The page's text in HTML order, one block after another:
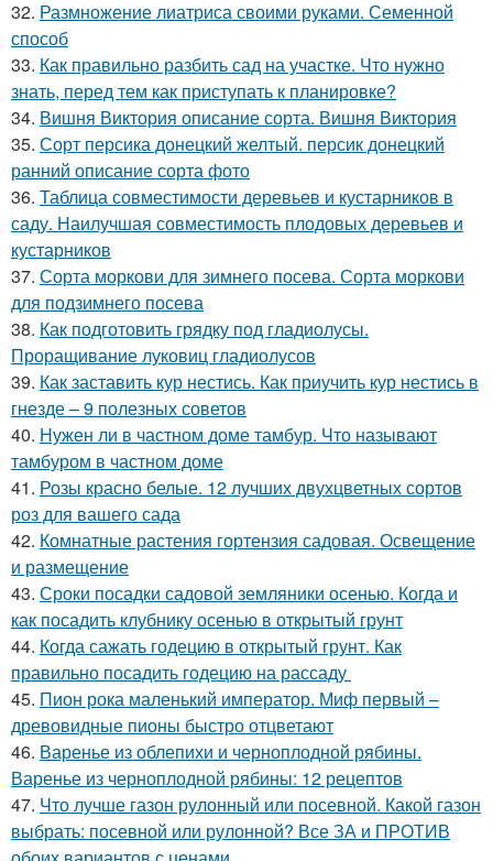
32. Размножение лиатриса своими руками. Семенной
способ
33. Как правильно разбить сад на участке. Что нужно
знать, перед тем как приступать к планировке?
34. Вишня Виктория описание сорта. Вишня Виктория
35. Сорт персика донецкий желтый. персик донецкий
ранний описание сорта фото
36. Таблица совместимости деревьев и кустарников в
саду. Наилучшая совместимость плодовых деревьев и
кустарников
37. Сорта моркови для зимнего посева. Сорта моркови
для подзимнего посева
38. Как подготовить грядку под гладиолусы.
Проращивание луковиц гладиолусов
39. Как заставить кур нестись. Как приучить кур нестись в
гнезде – 9 полезных советов
40. Нужен ли в частном доме тамбур. Что называют
тамбуром в частном доме
41. Розы красно белые. 12 лучших двухцветных сортов
роз для вашего сада
42. Комнатные растения гортензия садовая. Освещение
и размещение
43. Сроки посадки садовой земляники осенью. Когда и
как посадить клубнику осенью в открытый грунт
44. Когда сажать годецию в открытый грунт. Как
правильно посадить годецию на рассаду
45. Пион рока маленький император. Миф первый –
древовидные пионы быстро отцветают
46. Варенье из облепихи и черноплодной рябины.
Варенье из черноплодной рябины: 12 рецептов
47. Что лучше газон рулонный или посевной. Какой газон
выбрать: посевной или рулонной? Все ЗА и ПРОТИВ